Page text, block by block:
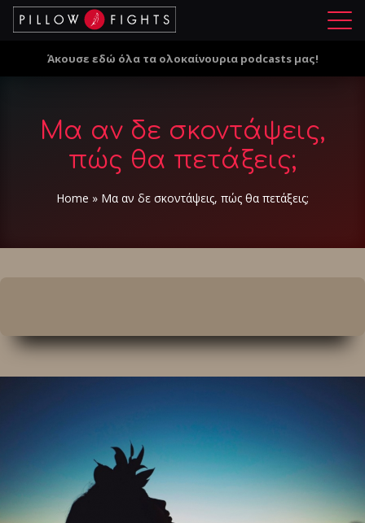
Μ
ο
Άκουσε εδώ όλα τα ολοκαίνουρια podcasts μας!
Μα αν δε σκοντάψεις,
πώς θα πετάξεις;
Home » Μα αν δε σκοντάψεις, πώς θα πετάξεις;